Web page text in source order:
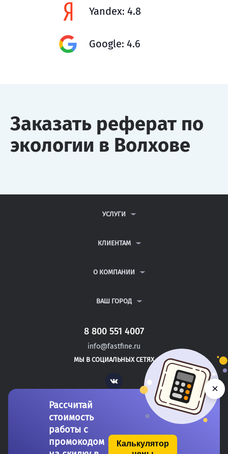
Yandex: 4.8
Google: 4.6
Заказать реферат по
экологии в Волхове
УСЛУГИ
ДИПЛОМНЫЕ РАБОТЫ
РЕФЕРАТЫ
КЛИЕНТАМ
ВОПРОСЫ И ОТВЕТЫ
ПОЛИТИКА КОНФИДЕНЦИАЛЬНОСТИ
О КОМПАНИИ
КОНТАКТЫ
ВАШ ГОРОД
САНКТ-ПЕТЕРБУРГ
УРЮПИНСК
САФОНОВО
8 800 551 4007
info@fastfine.ru
МЫ В СОЦИАЛЬНЫХ СЕТЯХ
Vk
Рассчитай
стоимость
работы с
промокодом
Калькулятор
×